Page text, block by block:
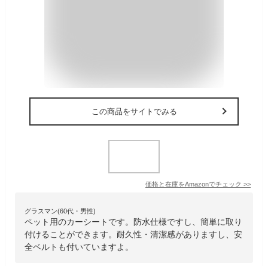
この商品をサイトでみる
価格と在庫をAmazonでチェック >>
グラスマン(60代・男性)
ペット用のカーシートです。防水仕様ですし、簡単に取り
付けることができます。耐久性・清潔感がありますし、安
全ベルトも付いていますよ。